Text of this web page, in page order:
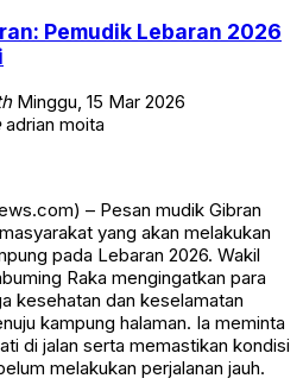
Pemudik Lebaran 2026
Minggu, 15 Mar 2026
adrian moita
– Pesan mudik Gibran
yang akan melakukan
pada Lebaran 2026. Wakil
Raka mengingatkan para
kesehatan dan keselamatan
kampung halaman. Ia meminta
di jalan serta memastikan kondisi
melakukan perjalanan jauh.